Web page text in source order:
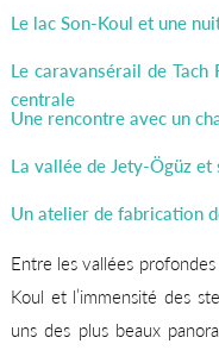
Le lac Son-Koul et une
Le caravansérail de Tach
centrale
Une rencontre avec un
La vallée de Jety-Ögüz
Un atelier de fabrication
Entre les vallées
Koul et l’immensité des
uns des plus beaux